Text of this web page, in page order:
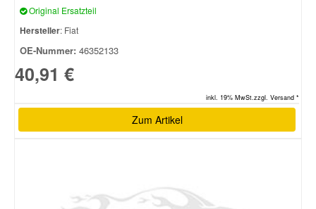
Original Ersatzteil
Hersteller: Fiat
OE-Nummer: 46352133
40,91 €
inkl. 19% MwSt.zzgl. Versand *
Zum Artikel